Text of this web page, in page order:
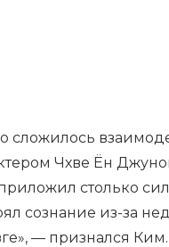
сложилось
Чхве Ён
столько
сознание из-за
— признался Ким.